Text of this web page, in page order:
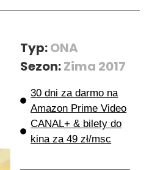
Typ:ONA
Sezon:Zima 2017
30 dni za darmo na
Amazon Prime Video
CANAL+ & bilety do
kina za 49 zł/msc